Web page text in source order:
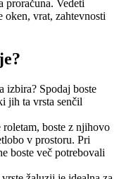
proračuna. Vedeti
oken, vrat, zahtevnosti
izbira? Spodaj boste
jih ta vrsta senčil
roletam, boste z njihovo
v prostoru. Pri
boste več potrebovali